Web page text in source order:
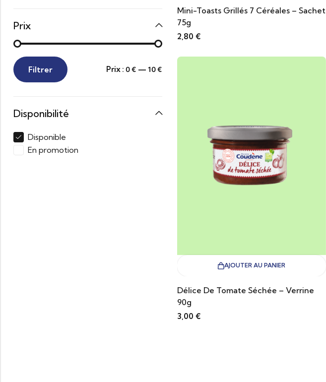
Mini-Toasts Grillés 7 Céréales – Sachet
75g
2,80 €
AJOUTER AU PANIER
Délice De Tomate Séchée – Verrine
90g
3,00 €
Prix
Filtrer Prix : 0 € — 10 €
Disponibilité
Disponible
En promotion